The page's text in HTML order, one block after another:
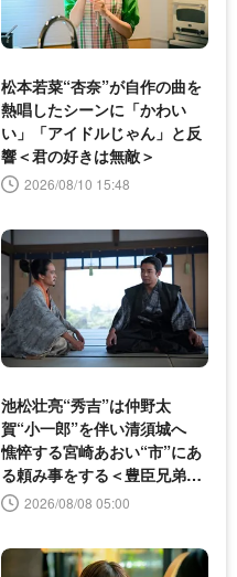
松本若菜“杏奈”が自作の曲を
熱唱したシーンに「かわい
い」「アイドルじゃん」と反
響＜君の好きは無敵＞
2026/08/10 15:48
池松壮亮“秀吉”は仲野太
賀“小一郎”を伴い清須城へ
憔悴する宮崎あおい“市”にあ
る頼み事をする＜豊臣兄弟！
＞ 2026/08/08 05:00